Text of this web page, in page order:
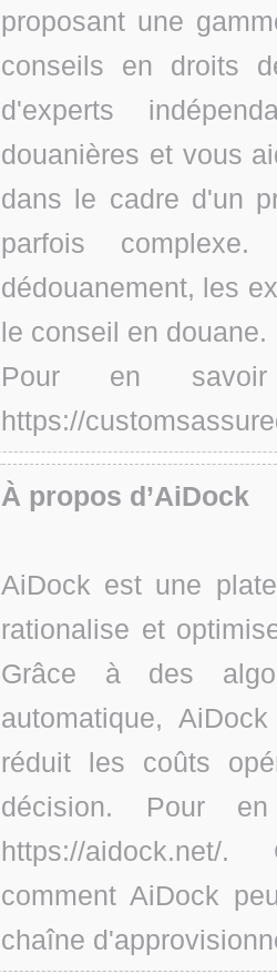
proposant une
conseils en droits
d'experts
douanières et vous
dans le cadre d'un
parfois
dédouanement, les
le conseil en douane.
Pour en
https://
À propos d’AiDock
AiDock est une
rationalise et
Grâce à des
automatique,
réduit les coûts
décision. Pour
https://aidock.net/
comment AiDock
chaîne